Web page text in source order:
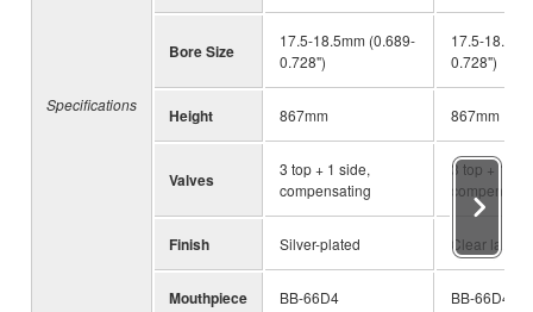
Specifications
Bore Size
17.5-18.5mm (0.689-
0.728")
17.5-
0.728")
Height 867mm 867mm
Valves
3 top + 1 side,
compensating
3 top + 1
Finish Silver-plated Clear
Mouthpiece BB-66D4 BB-66D4